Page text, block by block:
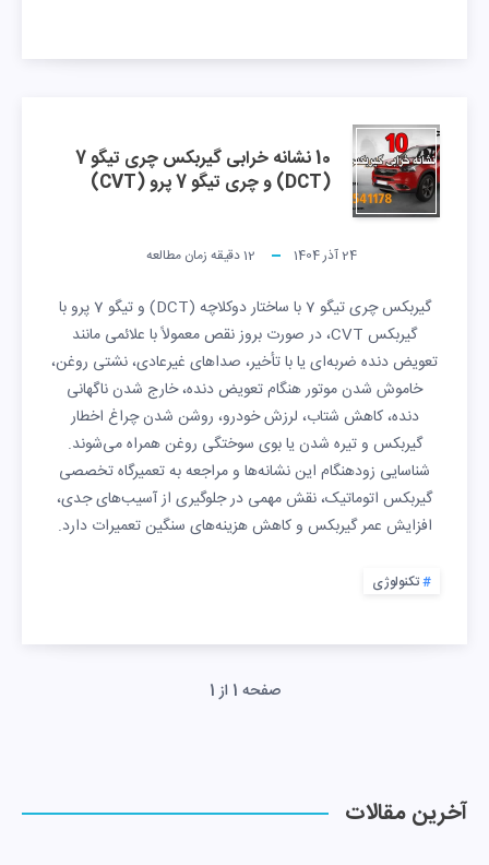
10 نشانه خرابی گیربکس چری تیگو 7
(DCT) و چری تیگو 7 پرو (CVT)
24 آذر 1404 12دقیقه زمان مطالعه
گیربکس چری تیگو 7 با ساختار دوکلاچه (DCT) و تیگو 7 پرو با
گیربکس CVT، در صورت بروز نقص معمولاً با علائمی مانند
تعویض دنده ضربه‌ای یا با تأخیر، صداهای غیرعادی، نشتی روغن،
خاموش شدن موتور هنگام تعویض دنده، خارج شدن ناگهانی
دنده، کاهش شتاب، لرزش خودرو، روشن شدن چراغ اخطار
گیربکس و تیره شدن یا بوی سوختگی روغن همراه می‌شوند.
شناسایی زودهنگام این نشانه‌ها و مراجعه به تعمیرگاه تخصصی
گیربکس اتوماتیک، نقش مهمی در جلوگیری از آسیب‌های جدی،
افزایش عمر گیربکس و کاهش هزینه‌های سنگین تعمیرات دارد.
تکنولوژی
صفحه 1 از 1
آخرین مقالات